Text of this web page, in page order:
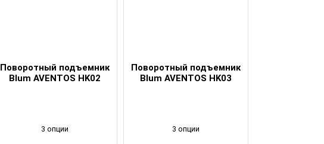
Поворотный подъемник
Blum AVENTOS HK02
3 опции
Поворотный подъемник
Blum AVENTOS HK03
3 опции